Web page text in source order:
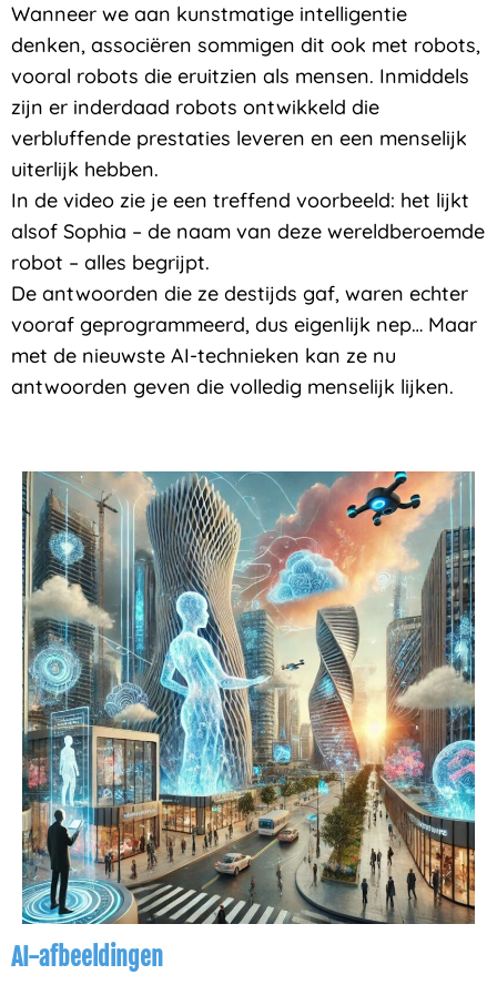
Wanneer we aan kunstmatige intelligentie
denken, associëren sommigen dit ook met robots,
vooral robots die eruitzien als mensen. Inmiddels
zijn er inderdaad robots ontwikkeld die
verbluffende prestaties leveren en een menselijk
uiterlijk hebben.
In de video zie je een treffend voorbeeld: het lijkt
alsof Sophia – de naam van deze wereldberoemde
robot – alles begrijpt.
De antwoorden die ze destijds gaf, waren echter
vooraf geprogrammeerd, dus eigenlijk nep… Maar
met de nieuwste AI-technieken kan ze nu
antwoorden geven die volledig menselijk lijken.
AI-afbeeldingen